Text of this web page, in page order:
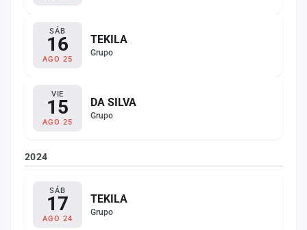
SÁB
16
AGO 25
TEKILA
Grupo
VIE
15
AGO 25
DA SILVA
Grupo
2024
SÁB
17
AGO 24
TEKILA
Grupo